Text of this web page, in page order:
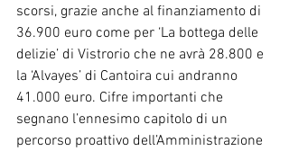
scorsi, grazie anche al finanziamento di
36.900 euro come per ‘La bottega delle
delizie’ di Vistrorio che ne avrà 28.800 e
la ‘Alvayes’ di Cantoira cui andranno
41.000 euro. Cifre importanti che
segnano l’ennesimo capitolo di un
percorso proattivo dell’Amministrazione